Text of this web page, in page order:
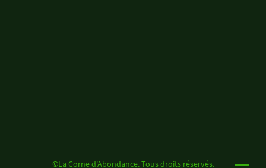
©La Corne d'Abondance. Tous droits réservés.